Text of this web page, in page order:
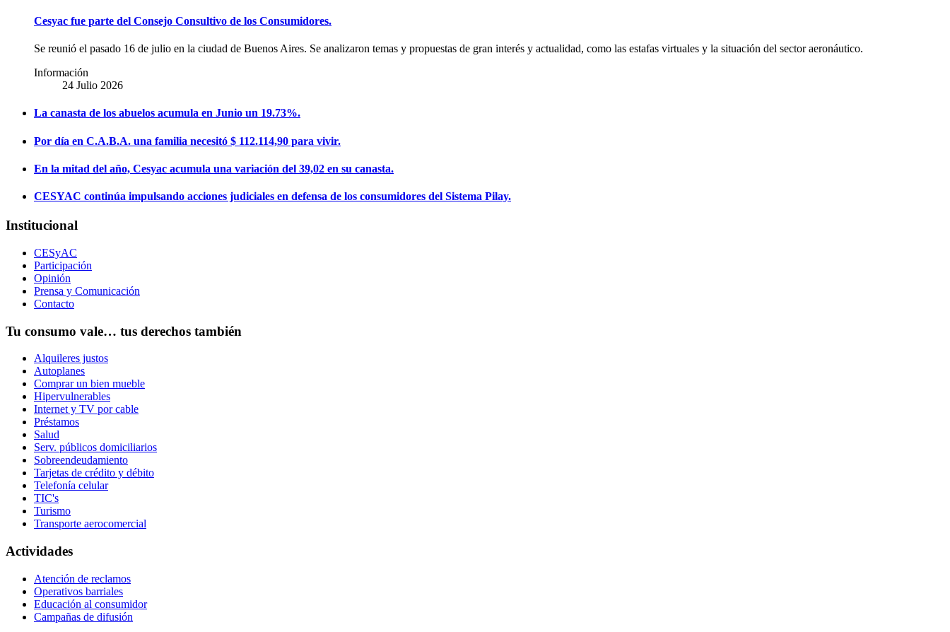
Cesyac fue parte del Consejo Consultivo de los Consumidores.
Se reunió el pasado 16 de julio en la ciudad de Buenos Aires. Se analizaron temas y propuestas de gran interés y actualidad, como las estafas virtuales y la situación del sector aeronáutico.
Información
24 Julio 2026
La canasta de los abuelos acumula en Junio un 19.73%.
Por día en C.A.B.A. una familia necesitó $ 112.114,90 para vivir.
En la mitad del año, Cesyac acumula una variación del 39,02 en su canasta.
CESYAC continúa impulsando acciones judiciales en defensa de los consumidores del Sistema Pilay.
Institucional
CESyAC
Participación
Opinión
Prensa y Comunicación
Contacto
Tu consumo vale… tus derechos también
Alquileres justos
Autoplanes
Comprar un bien mueble
Hipervulnerables
Internet y TV por cable
Préstamos
Salud
Serv. públicos domiciliarios
Sobreendeudamiento
Tarjetas de crédito y débito
Telefonía celular
TIC's
Turismo
Transporte aerocomercial
Actividades
Atención de reclamos
Operativos barriales
Educación al consumidor
Campañas de difusión